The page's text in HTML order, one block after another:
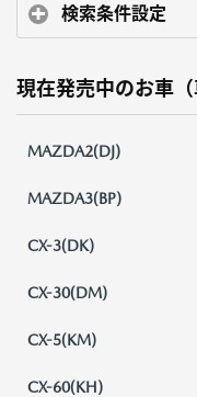
検索条件設定
現在発売中のお車（
MAZDA2(DJ)
MAZDA3(BP)
CX-3(DK)
CX-30(DM)
CX-5(KM)
CX-60(KH)